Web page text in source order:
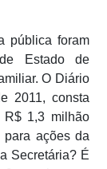
foram
Estado de
O Diário
2011, consta
1,3 milhão
para ações da
Secretária? É